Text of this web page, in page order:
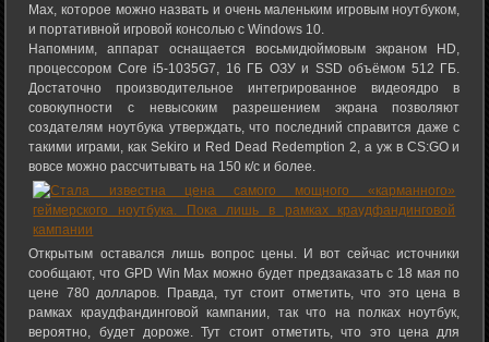
Max, которое можно назвать и очень маленьким игровым ноутбуком,
и портативной игровой консолью с Windows 10.
Напомним, аппарат оснащается восьмидюймовым экраном HD,
процессором Core i5-1035G7, 16 ГБ ОЗУ и SSD объёмом 512 ГБ.
Достаточно производительное интегрированное видеоядро в
совокупности с невысоким разрешением экрана позволяют
создателям ноутбука утверждать, что последний справится даже с
такими играми, как Sekiro и Red Dead Redemption 2, а уж в CS:GO и
вовсе можно рассчитывать на 150 к/с и более.
Открытым оставался лишь вопрос цены. И вот сейчас источники
сообщают, что GPD Win Max можно будет предзаказать с 18 мая по
цене 780 долларов. Правда, тут стоит отметить, что это цена в
рамках краудфандинговой кампании, так что на полках ноутбук,
вероятно, будет дороже. Тут стоит отметить, что это цена для